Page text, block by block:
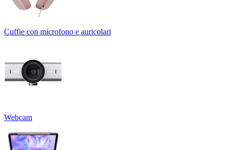
Cuffie con microfono e auricolari
Webcam